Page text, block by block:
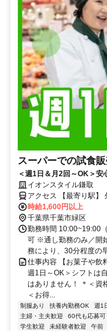
スーパーでの試食
＜週1日＆月2回～OK＞
PR♪事前研修で未経験も
イオンスタイル鎌取
アクセス 【最寄り駅】
原線 学園前駅
時給1,600円以上
千葉県千葉市緑区
勤務時間 10:00~19:00
可 ※通し勤務のみ／開
務により、30分程度の
仕事内容 【お菓子や飲
週1日～OK＞シフトは
はありません！ ＊＜資
＜お得...
制服あり 扶養内勤務OK 週1
主婦・主夫歓迎
60代も応募可
学生歓迎
未経験者歓迎 午前